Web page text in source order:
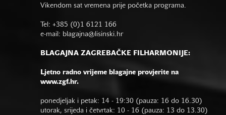
Vikendom sat vremena prije početka programa.
Tel: +385 (0)1 6121 166
e-mail: blagajna@lisinski.hr
BLAGAJNA ZAGREBAČKE FILHARMONIJE:
Ljetno radno vrijeme blagajne provjerite na
www.zgf.hr.
ponedjeljak i petak: 14 - 19:30 (pauza: 16 do 16.30)
utorak, srijeda i četvrtak: 10 - 16 (pauza: 13 do 13.30)